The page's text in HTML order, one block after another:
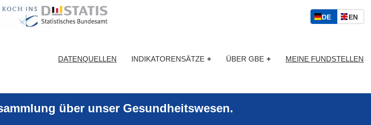
S
p
c
DED
S
ENE
I
H
DATENQUELLEN INDIKATORENSÄTZE + ÜBER GBE + MEINE FUNDSTELLEN
über unser Gesundheitswesen.